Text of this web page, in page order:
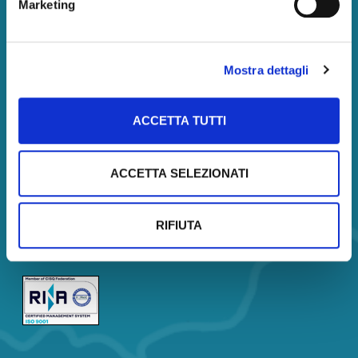
Marketing
Mostra dettagli
ACCETTA TUTTI
ACCETTA SELEZIONATI
RIFIUTA
Certificazione
Analisi di Mercato
Borsa Immobiliare
Company Profile
Company Profile Description